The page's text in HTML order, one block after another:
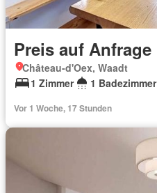
Preis auf Anfrage
Château-d'Oex, Waadt
1 Zimmer
1 Badezimmer
Vor 1 Woche, 17 Stunden